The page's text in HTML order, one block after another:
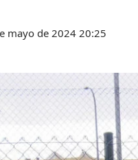
mayo de 2024 20:25